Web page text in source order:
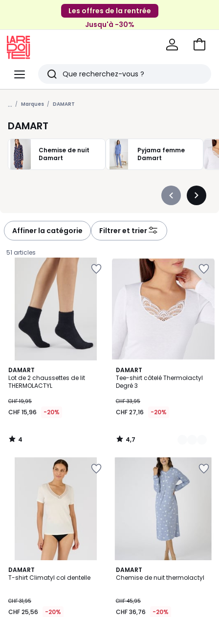
Les offres de la rentrée
Jusqu'à -30%
Menu
Redoute
Rechercher
Derniers
articles
vus
Aller
... Marques DAMART
DAMART
Chemise de nuit
Damart
Pyjama femme
Damart
Précédent
Affiner la catégorie Filtrer et trier
51 articles
DAMART
Lot de 2 chaussettes de lit
THERMOLACTYL
15,96
au
de
CHF
CHF 19,95
CHF 15,96 -20%
4
/
5
4
/
DAMART
Tee-shirt côtelé Thermolactyl
Degré 3
CHF 33,95
CHF 27,16 -20%
4,7
/ 5
3
Couleurs
4,7
/
DAMART
T-shirt Climatyl col dentelle
CHF 31,95
CHF 25,56 -20%
2
Couleurs
DAMART
Chemise de nuit thermolactyl
CHF 45,95
CHF 36,76 -20%
4,6
/ 5